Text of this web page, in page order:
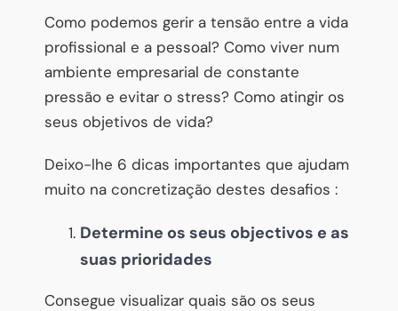
Como podemos gerir a tensão entre a vida
profissional e a pessoal? Como viver num
ambiente empresarial de constante
pressão e evitar o stress? Como atingir os
seus objetivos de vida?
Deixo-lhe 6 dicas importantes que ajudam
muito na concretização destes desafios :
Determine os seus objectivos e as
suas prioridades
Consegue visualizar quais são os seus